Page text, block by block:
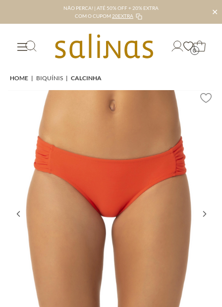
NÃO PERCA! | ATÉ 50% OFF + 20% EXTRA
COM O CUPOM 20EXTRA ✕
0
HOME | BIQUÍNIS | CALCINHA